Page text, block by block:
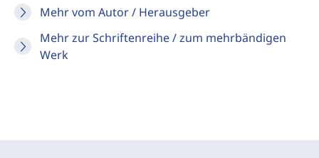
Mehr vom Autor / Herausgeber
Mehr zur Schriftenreihe / zum mehrbändigen
Werk